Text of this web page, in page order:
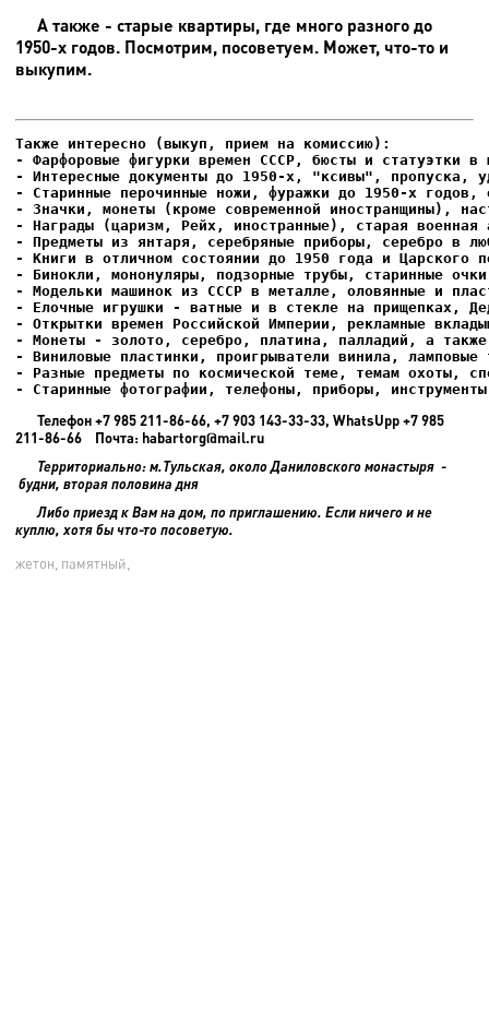
А также - старые квартиры, где много разного до
1950-х годов. Посмотрим, посоветуем. Может, что-то и
выкупим.
- Фарфоровые фигурки времен СССР, бюсты и статуэтки в
- Интересные документы до 1950-х, "ксивы", пропуска,
- Елочные игрушки - ватные и в стекле на прищепках,
- Старинные фотографии, телефоны, приборы,
Телефон +7 985 211-86-66, +7 903 143-33-33, WhatsUpp +7 985
211-86-66 Почта: habartorg@mail.ru
Территориально: м.Тульская, около Даниловского монастыря -
будни, вторая половина дня
Либо приезд к Вам на дом, по приглашению. Если ничего и не
куплю, хотя бы что-то посоветую.
жетон, памятный,